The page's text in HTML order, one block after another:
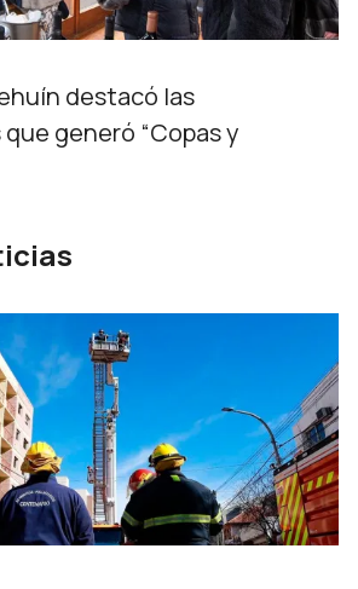
destacó las
generó “Copas y